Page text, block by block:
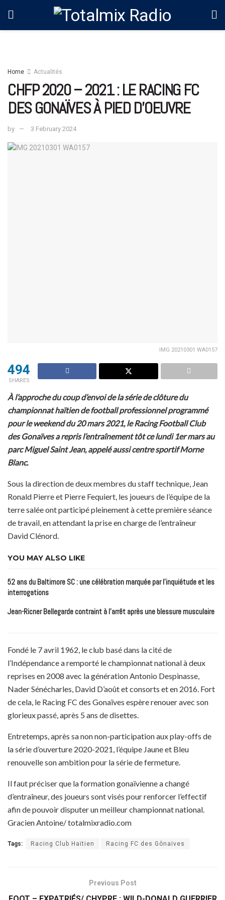
Home Actualités
CHFP 2020 – 2021 : LE RACING FC
DES GONAÏVES À PIED D’OEUVRE
by 3 February 2024
IMG 20210301 WA0157
494
SHARES
À l’approche du coup d’envoi de la série de clôture du
championnat haïtien de football professionnel programmé
pour le weekend du 20 mars 2021, le Racing Football Club
des Gonaïves a repris l’entraînement tôt ce lundi 1er mars au
parc Miguel Saint Jean, appelé aussi centre sportif Morne
Blanc.
Sous la direction de deux membres du staff technique, Jean
Ronald Pierre et Pierre Fequiert, les joueurs de l’équipe de la
terre salée ont participé pleinement à cette première séance
de travail, en attendant la prise en charge de l’entraîneur
David Clénord.
YOU MAY ALSO LIKE
52 ans du Baltimore SC : une célébration marquée par l’inquiétude et les
interrogations
Jean-Ricner Bellegarde contraint à l’arrêt après une blessure musculaire
Fondé le 7 avril 1962, le club basé dans la cité de
l’Indépendance a remporté le championnat national à deux
reprises en 2008 avec la génération Antonio Despinasse,
Nader Sénécharles, David D’août et consorts et en 2016. Fort
de cela, le Racing FC des Gonaïves espère renouer avec son
glorieux passé, après 5 ans de disettes.
Entretemps, après sa non non-participation aux play-offs de
la série d’ouverture 2020-2021, l’équipe Jaune et Bleu
renouvelle son ambition pour la série de fermeture.
Il faut préciser que la formation gonaïvienne a changé
d’entraîneur, des joueurs sont visés pour renforcer l’effectif
afin de pouvoir disputer un meilleur championnat national.
Gracien Antoine/ totalmixradio.com
Tags: Racing Club Haïtien Racing FC des Gônaïves
Previous Post